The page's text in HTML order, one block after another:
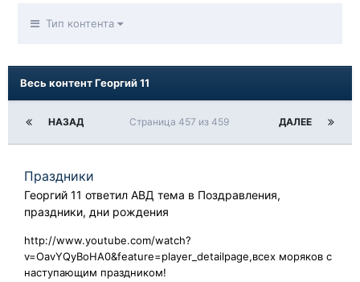
Тип контента
Весь контент Георгий 11
НАЗАД ДАЛЕЕ
Страница 457 из 459
Праздники
Георгий 11 ответил АВД тема в Поздравления,
праздники, дни рождения
http://www.youtube.com/watch?
v=OavYQyBoHA0&feature=player_detailpage,всех моряков с
наступающим праздником!